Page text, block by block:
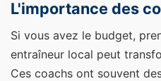
L'importance des
Si vous avez le budget,
entraîneur local peut
Ces coachs ont souvent